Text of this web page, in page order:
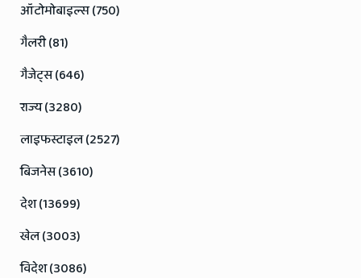
ऑटोमोबाइल्स (750)
गैलरी (81)
गैजेट्स (646)
राज्य (3280)
लाइफस्टाइल (2527)
बिजनेस (3610)
देश (13699)
खेल (3003)
विदेश (3086)